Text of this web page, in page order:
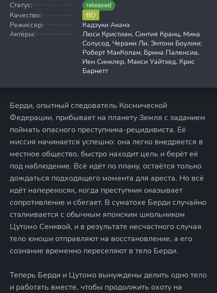
Статус:
released
Качество:
BD
Режиссер:
Кадзуки Аканэ
Актёры:
Люси Кристиан, Синтия Кранц, Мика
Солусод, Черами Ли, Энтони Боулинг,
Роберт МакКолам, Брина Паленсиа,
Иен Синклер, Макси Уайтхед, Крис
Барнетт
Берди, опытный следователь Космической
Федерации, прибывает на планету Земля с заданием
поймать опасного преступника-рецидивиста. Её
миссия начинается успешно: она легко внедряется в
местное общество, быстро находит цель и берёт её
под наблюдение. Всё идёт по плану, остаётся только
дождаться подходящего момента для ареста. Но всё
идёт наперекосяк, когда преступник оказывает
сопротивление и сбегает. В суматохе Берди случайно
сталкивается с обычным японским школьником
Цутомо Сенквой, и в результате несчастного случая
тело юноши отправляют на восстановление, а его
сознание временно переселяют в тело Берди.
Теперь Берди и Цутомо вынуждены делить одно тело
и работать вместе, чтобы продолжить охоту на